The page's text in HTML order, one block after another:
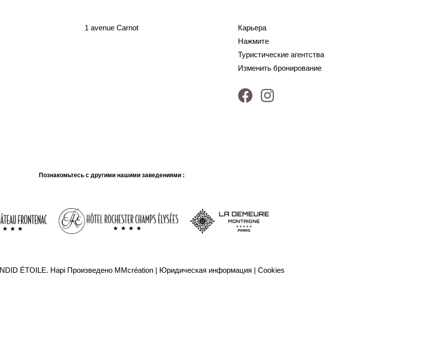
1 avenue Carnot
Карьера
Нажмите
Туристические агентства
Изменить бронирование
Познакомьтесь с другими нашими заведениями :
ÉTOILE. Hapi Произведено MMcréation | Юридическая информация | Cookies